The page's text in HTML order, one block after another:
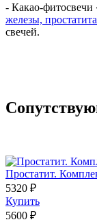
- Какао-фитосвечи
железы,
свечей.
Простатит.
5320 ₽
Купить
5600 ₽